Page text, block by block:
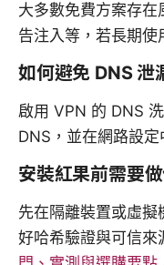
大多數免費方案存
告注入等，若長期使
如何避免 DNS 泄
啟用 VPN 的 DNS
DNS，並在網路設定
安裝紅果前需要
先在隔離裝置或虛
好哈希驗證與可信來